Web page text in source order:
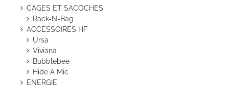
CAGES ET SACOCHES
Rack-N-Bag
ACCESSOIRES HF
Ursa
Viviana
Bubblebee
Hide A Mic
ENERGIE